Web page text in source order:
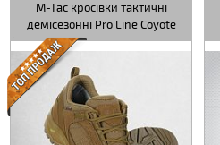
M-Tac кросівки тактичні
демісезонні Pro Line Coyote